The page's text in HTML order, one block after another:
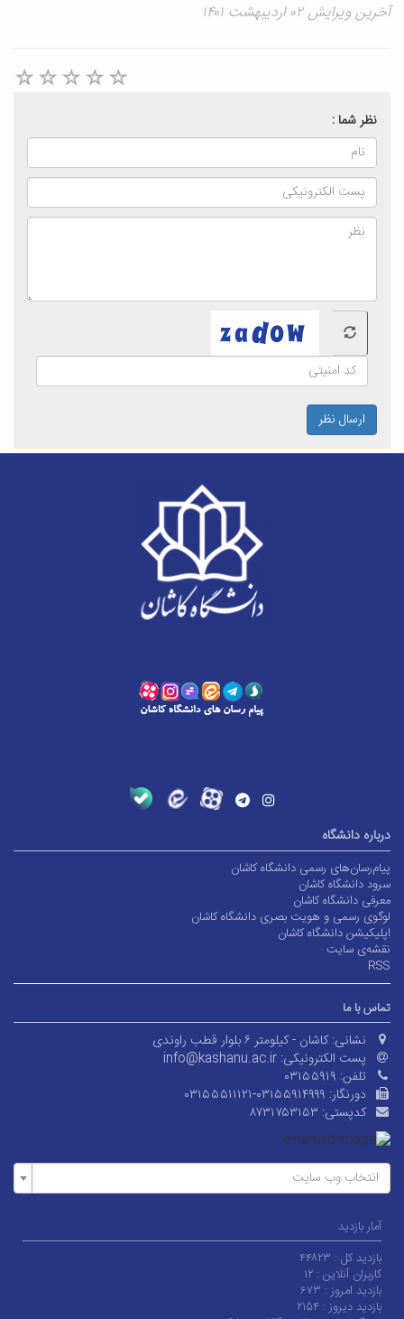
آخرین ویرایش ۰۲ اردیبهشت ۱۴۰۱
نظر شما :
ارسال نظر
درباره دانشگاه
پیام‌رسان‌های رسمی دانشگاه کاشان
سرود دانشگاه کاشان
معرفی دانشگاه کاشان
لوگوی رسمی و هویت بصری دانشگاه کاشان
اپلیکیشن دانشگاه کاشان
نقشه‌ی سایت
RSS
تماس با ما
نشانی: کاشان - کیلومتر ۶ بلوار قطب راوندی
پست الکترونیکی: info@kashanu.ac.ir
تلفن: ۰۳۱۵۵۹۱۹
دورنگار: ۰۳۱۵۵۵۱۱۱۲۱-۰۳۱۵۵۹۱۴۹۹۹
کدپستی: ۸۷۳۱۷۵۳۱۵۳
انتخاب وب سایت
آمار بازدید
بازدید کل : ۴۴۸۲۳
کاربران آنلاین : ۱۲
بازدید امروز : ۶۷۳
بازدید دیروز : ۲۱۵۴